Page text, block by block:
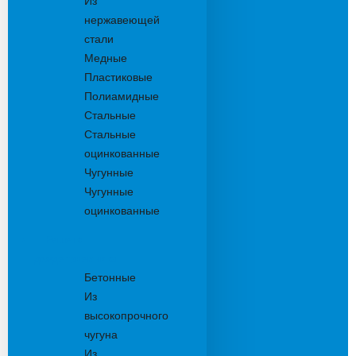
нержавеющей
стали
Медные
Пластиковые
Полиамидные
Стальные
Стальные
оцинкованные
Чугунные
Чугунные
оцинкованные
Бетонные
Из
высокопрочного
чугуна